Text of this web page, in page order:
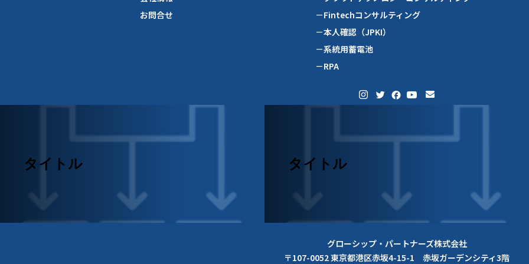
お問合せ
－Fintechコンサルティング
－本人確認（JPKI）
－系統用蓄電池
－RPA
タイトル タイトル
グローシップ・パートナーズ株式会社
〒107-0052 東京都港区赤坂4-15-1 赤坂ガーデンシティ3階